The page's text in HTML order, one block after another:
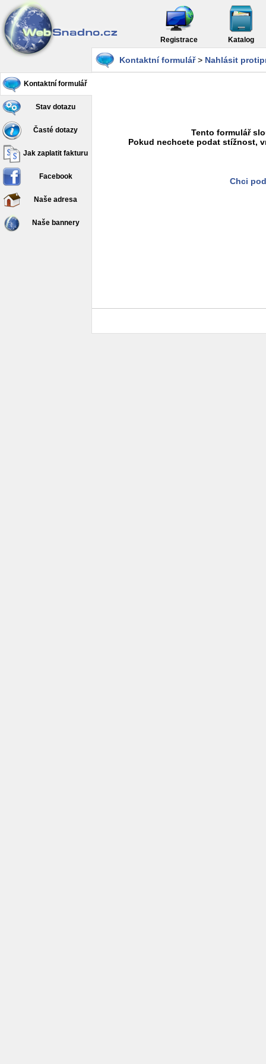
Registrace Katalog
Kontaktní formulář
Stav dotazu
Časté dotazy
Jak zaplatit fakturu
Facebook
Naše adresa
Naše bannery
Kontaktní formulář> Nahlásit
Tento formulář
Pokud nechcete podat stížnost,
Chci